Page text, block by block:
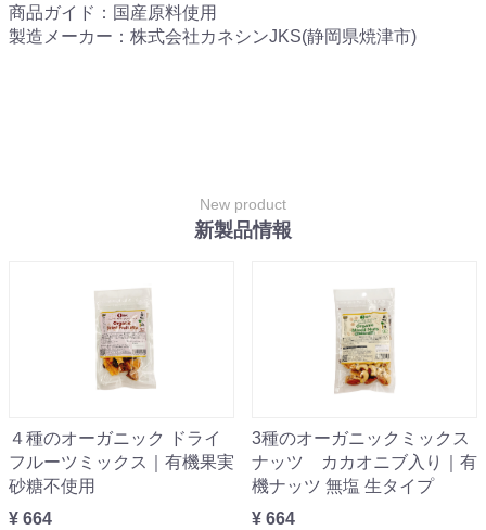
商品ガイド：国産原料使用
製造メーカー：株式会社カネシンJKS(静岡県焼津市)
New product
新製品情報
４種のオーガニック ドライ
フルーツミックス｜有機果実
砂糖不使用
¥ 664
3種のオーガニックミックス
ナッツ カカオニブ入り｜有
機ナッツ 無塩 生タイプ
¥ 664